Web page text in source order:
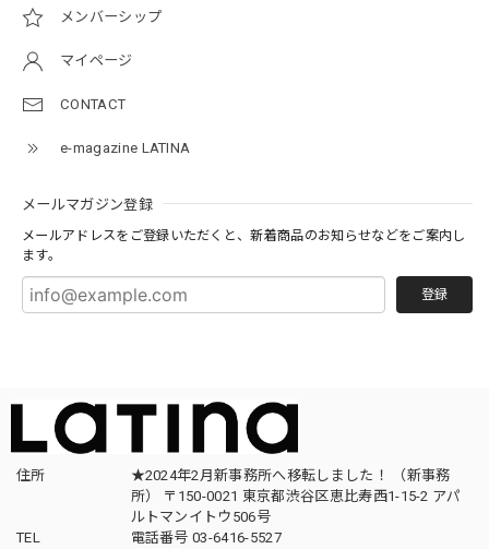
メンバーシップ
マイページ
CONTACT
e-magazine LATINA
メールマガジン登録
メールアドレスをご登録いただくと、新着商品のお知らせなどをご案内し
ます。
登録
住所
★2024年2月新事務所へ移転しました！ （新事務
所） 〒150-0021 東京都渋谷区恵比寿西1-15-2 アパ
ルトマンイトウ506号
TEL
電話番号 03-6416-5527